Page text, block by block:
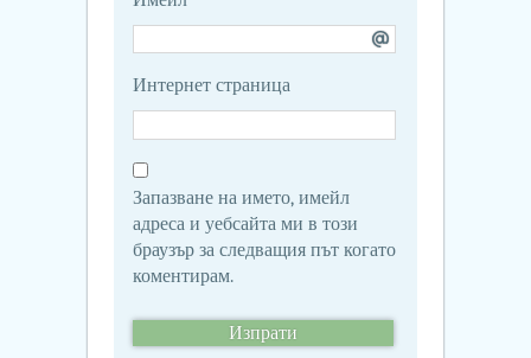
Интернет страница
Запазване на името, имейл
адреса и уебсайта ми в този
браузър за следващия път когато
коментирам.